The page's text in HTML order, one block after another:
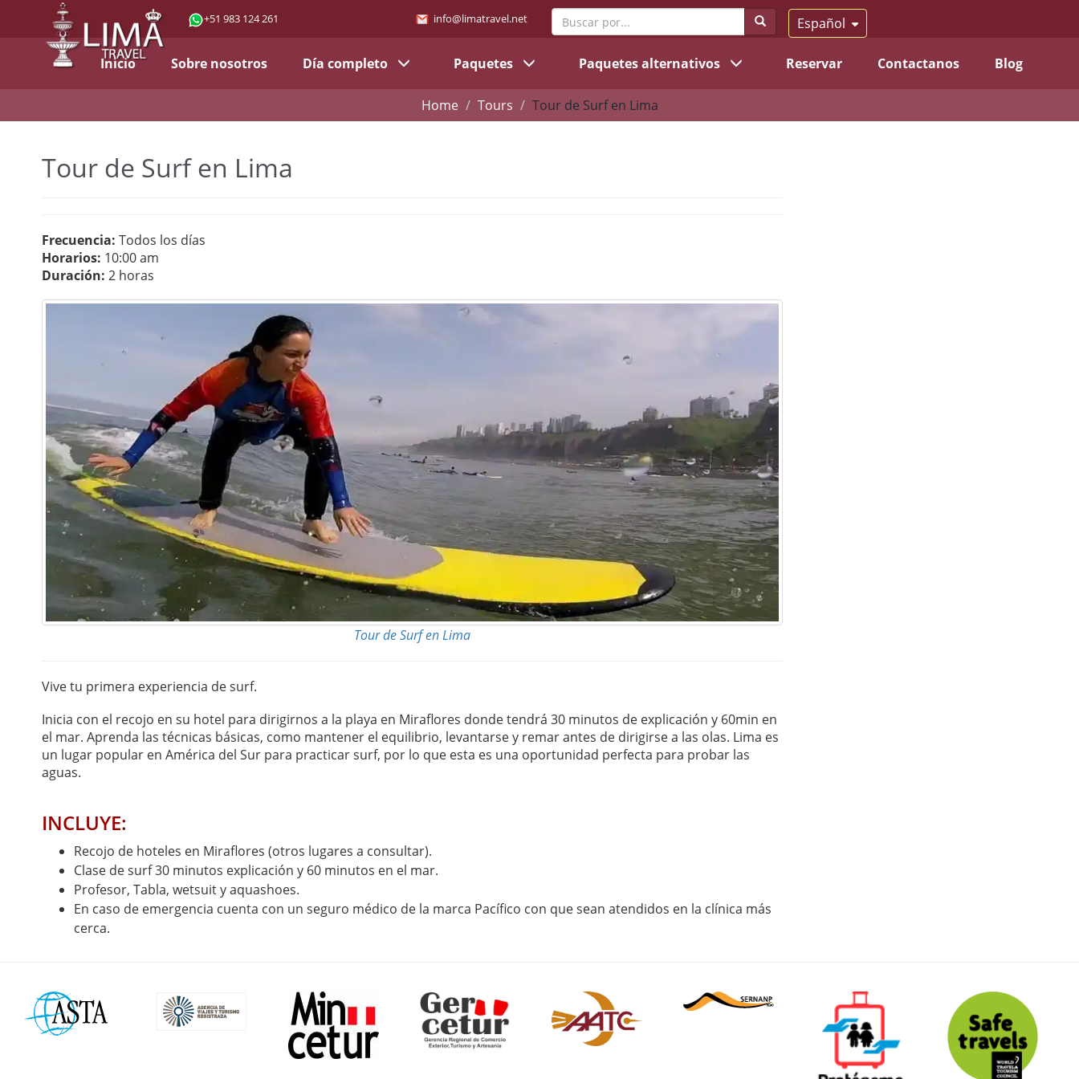
+51 983 124 261 info@limatravel.net Español
Inicio Sobre nosotros Día completo Paquetes Paquetes alternativos Reservar Contactanos Blog
Home Tours Tour de Surf en Lima
Tour de Surf en Lima
Frecuencia: Todos los días
Horarios: 10:00 am
Duración: 2 horas
Tour de Surf en Lima
Vive tu primera experiencia de surf.
Inicia con el recojo en su hotel para dirigirnos a la playa en Miraflores donde tendrá 30 minutos de explicación y 60min en
el mar. Aprenda las técnicas básicas, como mantener el equilibrio, levantarse y remar antes de dirigirse a las olas. Lima es
un lugar popular en América del Sur para practicar surf, por lo que esta es una oportunidad perfecta para probar las
aguas.
INCLUYE:
Recojo de hoteles en Miraflores (otros lugares a consultar).
Clase de surf 30 minutos explicación y 60 minutos en el mar.
Profesor, Tabla, wetsuit y aquashoes.
En caso de emergencia cuenta con un seguro médico de la marca Pacífico con que sean atendidos en la clínica más
cerca.